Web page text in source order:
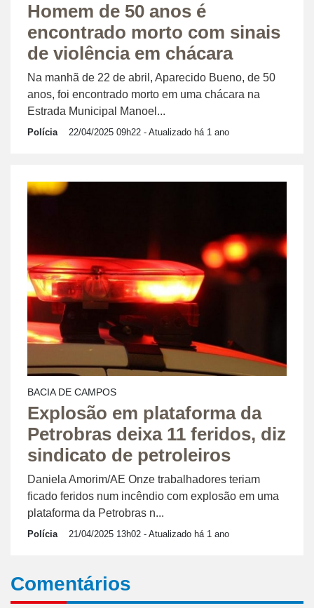
Homem de 50 anos é
encontrado morto com sinais
de violência em chácara
Na manhã de 22 de abril, Aparecido Bueno, de 50
anos, foi encontrado morto em uma chácara na
Estrada Municipal Manoel...
Polícia 22/04/2025 09h22 - Atualizado há 1 ano
BACIA DE CAMPOS
Explosão em plataforma da
Petrobras deixa 11 feridos, diz
sindicato de petroleiros
Daniela Amorim/AE Onze trabalhadores teriam
ficado feridos num incêndio com explosão em uma
plataforma da Petrobras n...
Polícia 21/04/2025 13h02 - Atualizado há 1 ano
Comentários